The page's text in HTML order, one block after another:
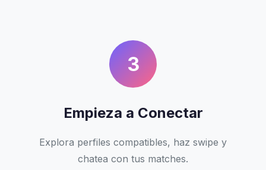
3
Empieza a Conectar
Explora perfiles compatibles, haz swipe y
chatea con tus matches.